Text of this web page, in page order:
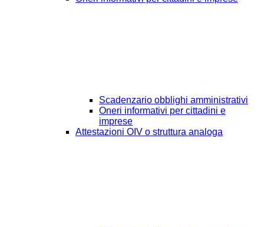
Scadenzario obblighi amministrativi
Oneri informativi per cittadini e
imprese
Attestazioni OIV o struttura analoga